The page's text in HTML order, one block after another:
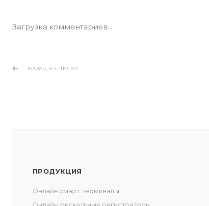
Загрузка комментариев...
НАЗАД К СПИСКУ
ПРОДУКЦИЯ
Онлайн смарт терминалы